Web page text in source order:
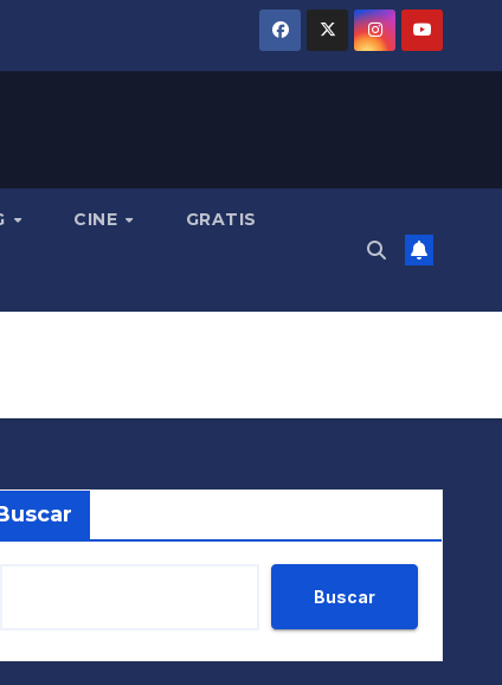
CINE GRATIS
Buscar